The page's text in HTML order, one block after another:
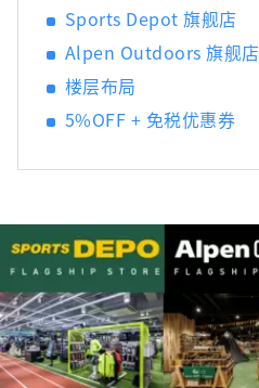
Sports Depot 旗舰店
Alpen Outdoors 旗舰店
楼层布局
5%OFF + 免税优惠券